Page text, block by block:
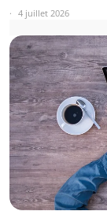
4 juillet 2026